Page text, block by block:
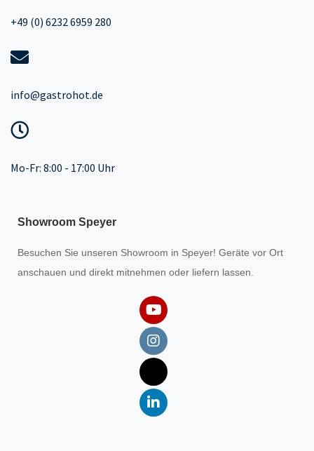
+49 (0) 6232 6959 280
info@gastrohot.de
Mo-Fr: 8:00 - 17:00 Uhr
Showroom Speyer
Besuchen Sie unseren Showroom in Speyer! Geräte vor Ort
anschauen und direkt mitnehmen oder liefern lassen.